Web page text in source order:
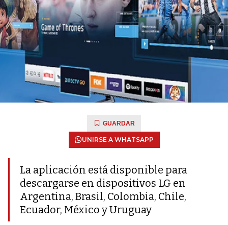
GUARDAR
UNIRSE A WHATSAPP
La aplicación está disponible para
descargarse en dispositivos LG en
Argentina, Brasil, Colombia, Chile,
Ecuador, México y Uruguay